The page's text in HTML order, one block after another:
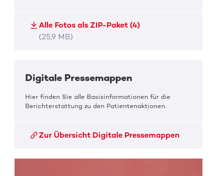
Alle Fotos als ZIP-Paket (4)
(25,9 MB)
Digitale Pressemappen
Hier finden Sie alle Basisinformationen für die
Berichterstattung zu den Patientenaktionen.
Zur Übersicht Digitale Pressemappen